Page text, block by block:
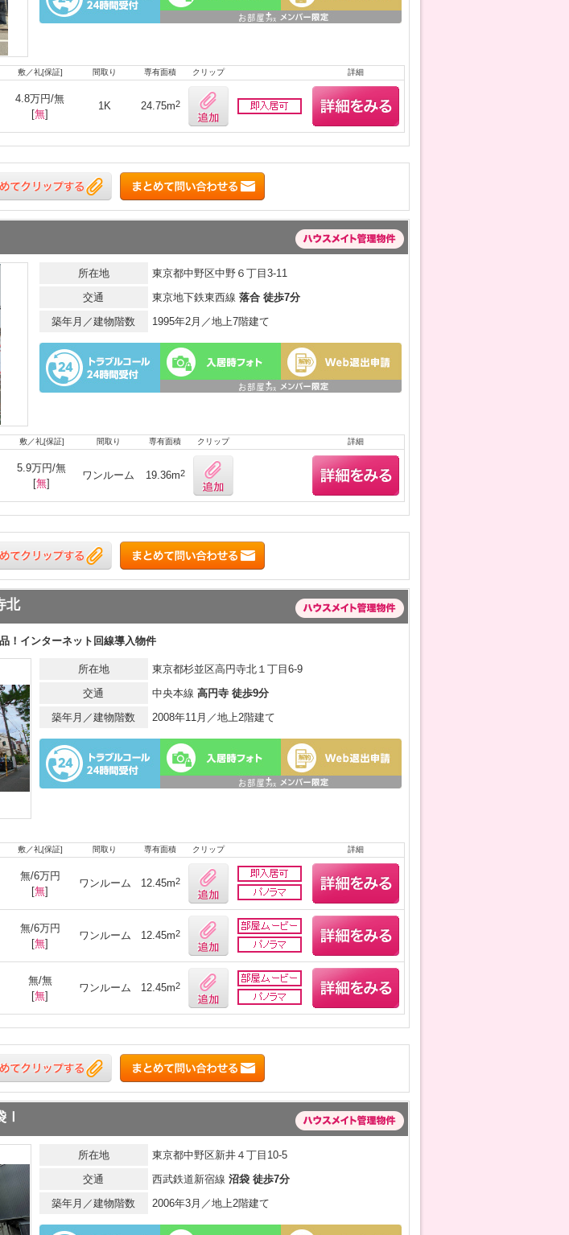
敷／礼[保証] 間取り 専有面積 クリップ 詳細
4.8万円/無
[無]
1K 24.75m2
所在地
東京都中野区中野６丁目3-11
交通
東京地下鉄東西線 落合 徒歩7分
築年月／建物階数
1995年2月／地上7階建て
敷／礼[保証] 間取り 専有面積 クリップ 詳細
5.9万円/無
[無]
ワンルーム 19.36m2
北
！インターネット回線導入物件
所在地
東京都杉並区高円寺北１丁目6-9
交通
中央本線 高円寺 徒歩9分
築年月／建物階数
2008年11月／地上2階建て
敷／礼[保証] 間取り 専有面積 クリップ 詳細
無/6万円
[無]
ワンルーム 12.45m2
無/6万円
[無]
ワンルーム 12.45m2
無/無
[無]
ワンルーム 12.45m2
Ⅰ
所在地
東京都中野区新井４丁目10-5
交通
西武鉄道新宿線 沼袋 徒歩7分
築年月／建物階数
2006年3月／地上2階建て